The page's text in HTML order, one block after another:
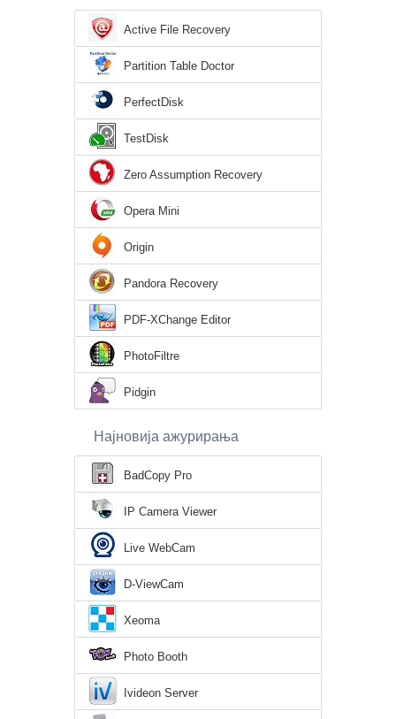
Active File Recovery
Partition Table Doctor
PerfectDisk
TestDisk
Zero Assumption Recovery
Opera Mini
Origin
Pandora Recovery
PDF-XChange Editor
PhotoFiltre
Pidgin
Најновија ажурирања
BadCopy Pro
IP Camera Viewer
Live WebCam
D-ViewCam
Xeoma
Photo Booth
Ivideon Server